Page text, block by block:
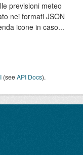
previsioni meteo
nei formati JSON
icone in caso...
(seeAPI Docs).